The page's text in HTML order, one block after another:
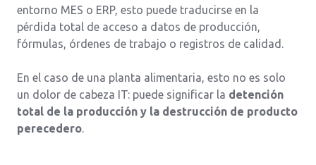
entorno MES o ERP, esto puede traducirse en la
pérdida total de acceso a datos de producción,
fórmulas, órdenes de trabajo o registros de calidad.
En el caso de una planta alimentaria, esto no es solo
un dolor de cabeza IT: puede significar la detención
total de la producción y la destrucción de producto
perecedero.